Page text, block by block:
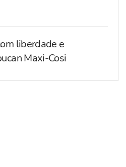
liberdade e
Maxi-Cosi